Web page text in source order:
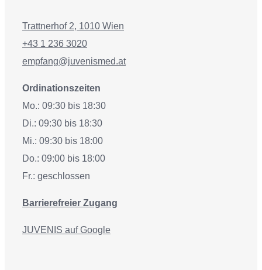
Trattnerhof 2, 1010 Wien
+43 1 236 3020
empfang@juvenismed.at
Ordinationszeiten
Mo.: 09:30 bis 18:30
Di.: 09:30 bis 18:30
Mi.: 09:30 bis 18:00
Do.: 09:00 bis 18:00
Fr.: geschlossen
Barrierefreier Zugang
JUVENIS auf Google